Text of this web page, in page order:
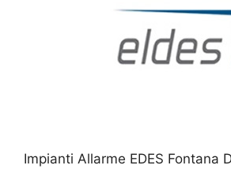
Impianti Allarme EDES Fontana